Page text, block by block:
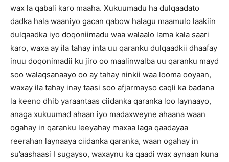
wax la qabali karo maaha. Xukuumadu ha dulqaadato
dadka hala waaniyo gacan qabow halagu maamulo laakiin
dulqaadka iyo doqoniimadu waa walaalo lama kala saari
karo, waxa ay ila tahay inta uu qaranku dulqaadkii dhaafay
inuu doqonimadii ku jiro oo maalinwalba uu qaranku mayd
soo walaqsanaayo oo ay tahay ninkii waa looma ooyaan,
waxay ila tahay inay taasi soo afjarmayso caqli ka badana
la keeno dhib yaraantaas ciidanka qaranka loo laynaayo,
anaga xukuumad ahaan iyo madaxweyne ahaana waan
ogahay in qaranku leeyahay maxaa laga qaadayaa
reerahan laynaaya ciidanka qaranka, waan ogahay in
su’aashaasi I sugayso, waxaynu ka qaadi wax aynaan kuna